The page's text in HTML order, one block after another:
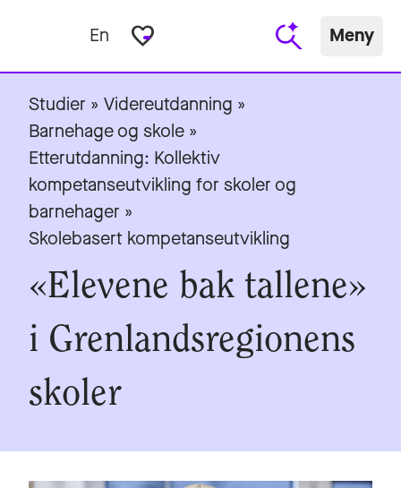
En favorite_border Meny
Studier » Videreutdanning »
Barnehage og skole »
Etterutdanning: Kollektiv
kompetanseutvikling for skoler og
barnehager »
Skolebasert kompetanseutvikling
«Elevene bak tallene»
i Grenlandsregionens
skoler